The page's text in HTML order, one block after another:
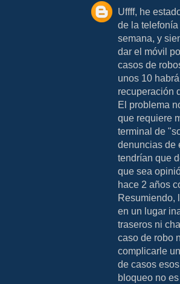
Uffff, he
de la
semana, y
dar el móvil
casos de
unos 10
recuperación
El problema
que requiere
terminal de
denuncias de
tendrían que
que sea
hace 2 años
Resumiendo,
en un lugar
traseros ni
caso de robo
complicarle
de casos
bloqueo no